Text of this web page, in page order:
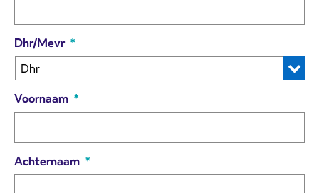
Dhr/Mevr *
Voornaam *
Achternaam *